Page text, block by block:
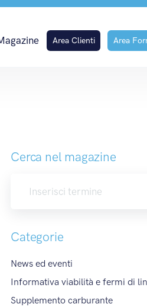
Area Clienti Area
Cerca nel magazine
Categorie
News ed eventi
Informativa viabilità e fermi di
Supplemento carburante